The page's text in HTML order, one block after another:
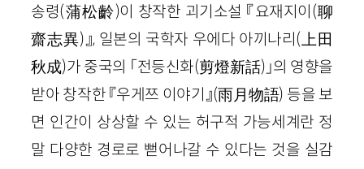
송령(蒲松齡)이 창작한 괴기소설 『요재지이 (聊
齋志異)』, 일본의 국학자 우에다 아끼나리 (上田
秋成)가 중국의 「전등신화(剪燈新話) 」의 영향을
받아 창작한 『우게쯔 이야기』(雨月物語) 등을 보
면 인간이 상상할 수 있는 허구적 가능세계란 정
말 다양한 경로로 뻗어나갈 수 있다는 것을 실감